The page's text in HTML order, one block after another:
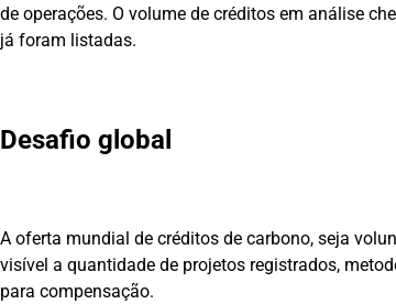
de operações. O volume de créditos em análise
já foram listadas.
Desafio global
A oferta mundial de créditos de carbono, seja
visível a quantidade de projetos registrados,
para compensação.